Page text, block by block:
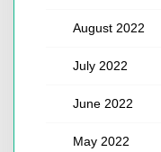
August 2022
July 2022
June 2022
May 2022